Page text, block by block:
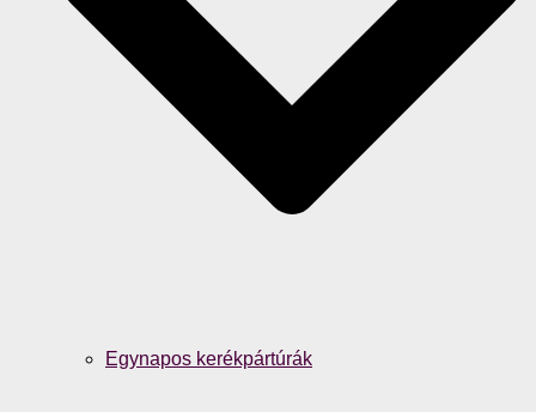
Egynapos kerékpártúrák